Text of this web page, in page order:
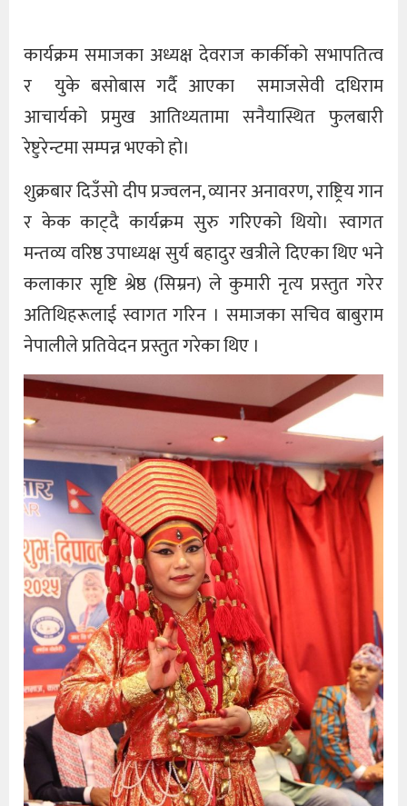
कार्यक्रम समाजका अध्यक्ष देवराज कार्कीको सभापतित्व
र युके बसोबास गर्दै आएका समाजसेवी दधिराम
आचार्यको प्रमुख आतिथ्यतामा सनैयास्थित फुलबारी
रेष्टुरेन्टमा सम्पन्न भएको हो।
शुक्रबार दिउँसो दीप प्रज्वलन, व्यानर अनावरण, राष्ट्रिय गान
र केक काट्दै कार्यक्रम सुरु गरिएको थियो। स्वागत
मन्तव्य वरिष्ठ उपाध्यक्ष सुर्य बहादुर खत्रीले दिएका थिए भने
कलाकार सृष्टि श्रेष्ठ (सिम्रन) ले कुमारी नृत्य प्रस्तुत गरेर
अतिथिहरूलाई स्वागत गरिन । समाजका सचिव बाबुराम
नेपालीले प्रतिवेदन प्रस्तुत गरेका थिए ।